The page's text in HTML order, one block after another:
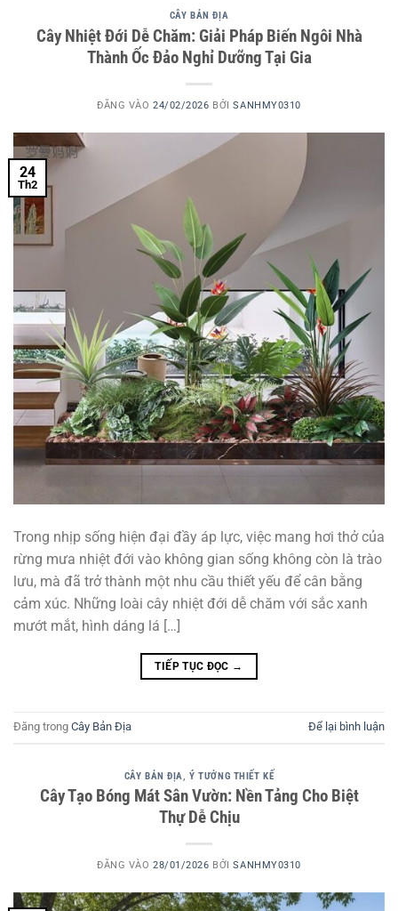
CÂY BẢN ĐỊA
Cây Nhiệt Đới Dễ Chăm: Giải Pháp Biến Ngôi Nhà
Thành Ốc Đảo Nghỉ Dưỡng Tại Gia
ĐĂNG VÀO 24/02/2026 BỞISANHMY0310
24
Th2
Trong nhịp sống hiện đại đầy áp lực, việc mang hơi thở của
rừng mưa nhiệt đới vào không gian sống không còn là trào
lưu, mà đã trở thành một nhu cầu thiết yếu để cân bằng
cảm xúc. Những loài cây nhiệt đới dễ chăm với sắc xanh
mướt mắt, hình dáng lá […]
TIẾP TỤC ĐỌC →
Đăng trong Cây Bản Địa Để lại bình luận
CÂY BẢN ĐỊA,Ý TƯỞNG THIẾT KẾ
Cây Tạo Bóng Mát Sân Vườn: Nền Tảng Cho Biệt
Thự Dễ Chịu
ĐĂNG VÀO 28/01/2026 BỞISANHMY0310